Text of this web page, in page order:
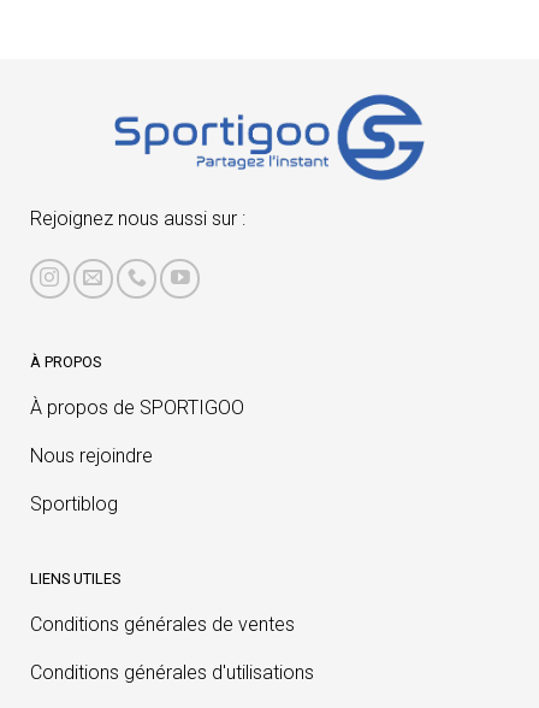
Rejoignez nous aussi sur :
À PROPOS
À propos de SPORTIGOO
Nous rejoindre
Sportiblog
LIENS UTILES
Conditions générales de ventes
Conditions générales d'utilisations